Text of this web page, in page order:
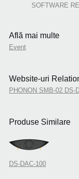
SOFTWARE
Află mai multe
Event
Website-uri
PHONON SMB-02 DS-
Produse Similare
DS-DAC-100